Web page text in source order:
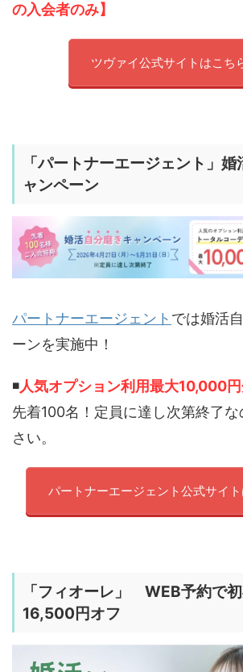
の入会者のみ】
ツヴァイ公式サイトはこち
「パートナーエージェント 」
ャンペーン
パートナーエージェント では婚活
ーンを実施中！
◾️人気オプション利用最大10,000
先着100名！定員に達し次第終了
さい。
パートナーエージェント公式サイ
「フィオーレ 」 WEB予約で初
16,500円オフ